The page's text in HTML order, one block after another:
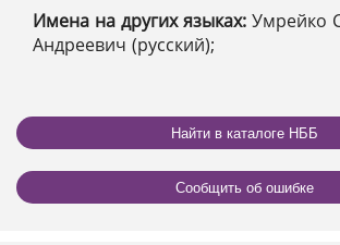
Имена на других языках: Умрейко
Андреевич (русский);
Найти в каталоге НББ
Сообщить об ошибке